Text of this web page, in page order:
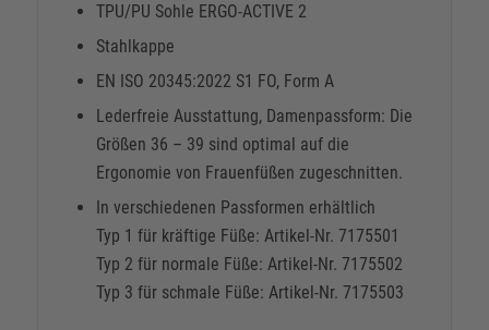
TPU/PU Sohle ERGO-ACTIVE 2
Stahlkappe
EN ISO 20345:2022 S1 FO, Form A
Lederfreie Ausstattung, Damenpassform: Die
Größen 36 – 39 sind optimal auf die
Ergonomie von Frauenfüßen zugeschnitten.
In verschiedenen Passformen erhältlich
Typ 1 für kräftige Füße: Artikel-Nr. 7175501
Typ 2 für normale Füße: Artikel-Nr. 7175502
Typ 3 für schmale Füße: Artikel-Nr. 7175503